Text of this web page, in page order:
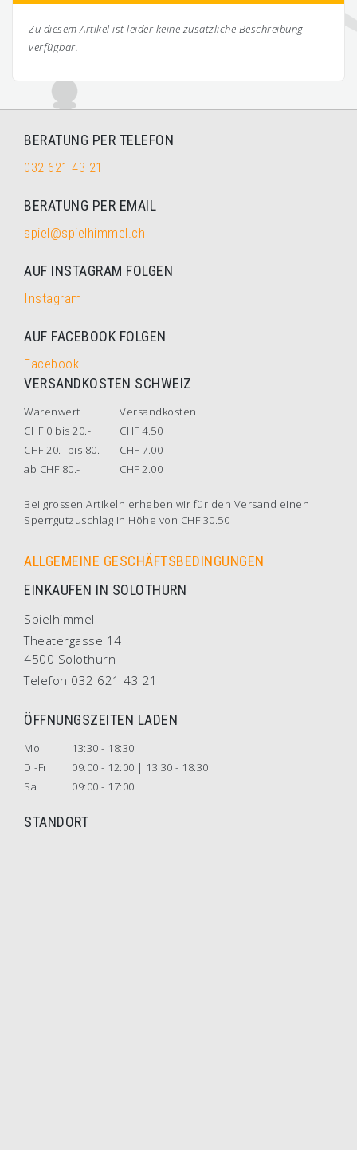
Zu diesem Artikel ist leider keine zusätzliche Beschreibung
verfügbar.
BERATUNG PER TELEFON
032 621 43 21
BERATUNG PER EMAIL
spiel@spielhimmel.ch
AUF INSTAGRAM FOLGEN
Instagram
AUF FACEBOOK FOLGEN
Facebook
VERSANDKOSTEN SCHWEIZ
Warenwert
Versandkosten
CHF 0 bis 20.-
CHF 4.50
CHF 20.- bis 80.-
CHF 7.00
ab CHF 80.-
CHF 2.00
Bei grossen Artikeln erheben wir für den Versand einen
Sperrgutzuschlag in Höhe von CHF 30.50
ALLGEMEINE GESCHÄFTSBEDINGUNGEN
EINKAUFEN IN SOLOTHURN
Spielhimmel
Theatergasse 14
4500 Solothurn
Telefon 032 621 43 21
ÖFFNUNGSZEITEN LADEN
Mo
13:30 - 18:30
Di-Fr
09:00 - 12:00 | 13:30 - 18:30
Sa
09:00 - 17:00
STANDORT